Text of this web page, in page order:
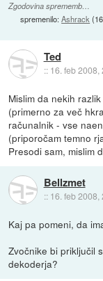
Zgodovina sprememb…
spremenilo:Ashrack (
Ted
:: 16. feb 2008,
Mislim da nekih
(primerno za več
računalnik - vse
(priporočam temno
Presodi sam, mislim
Bellzmet
:: 16. feb 2008,
Kaj pa pomeni, da
Zvočnike bi priključil
dekoderja?